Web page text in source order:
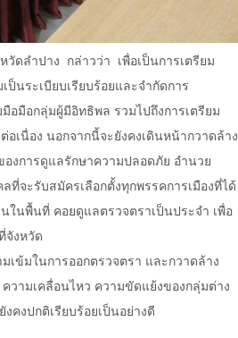
วัดลำปาง กล่าวว่า
เพื่อเป็นการเตรียม
ป็นระเบียบเรียบร้อยและจำกัดการ
อมือกลุ่มผู้มีอิทธิพล รวมไปถึงการเตรียม
อเนื่อง นอกจากนี้จะยังคงเดินหน้ากวาดล้าง
องการดูแลรักษาความปลอดภัย อำนวย
ที่จะรับสมัครเลือกตั้งทุกพรรคการเมืองที่ได้
ในพื้นที่ คอยดูแลตรวจตราเป็นประจำ เพื่อ
จังหวัด
เข้มในการออกตรวจตรา และกวาดล้าง
วามเคลื่อนไหว ความขัดแย้งของกลุ่มต่าง
คงปกติเรียบร้อยเป็นอย่างดี